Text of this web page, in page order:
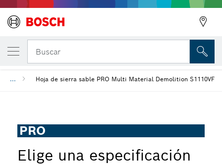
Buscar
... Hoja de sierra sable PRO Multi Material Demolition S1110VF
PRO
Elige una especificación
Hoja de sierra PRO Multi Material